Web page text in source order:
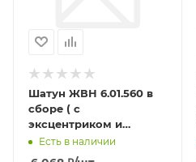
Шатун ЖВН 6.01.560 в
сборе ( с
эксцентриком и
щёками)
Есть в наличии